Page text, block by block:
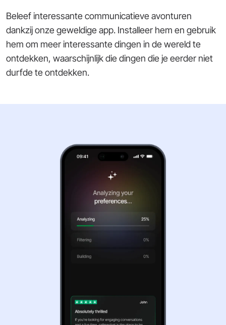
Beleef interessante communicatieve avonturen
dankzij onze geweldige app. Installeer hem en gebruik
hem om meer interessante dingen in de wereld te
ontdekken, waarschijnlijk die dingen die je eerder niet
durfde te ontdekken.